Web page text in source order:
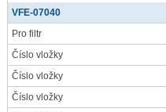
VFE-07040
Pro filtr
Číslo vložky
Číslo vložky
Číslo vložky